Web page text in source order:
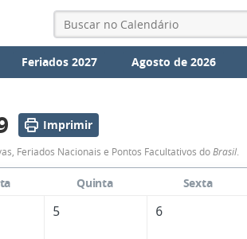
Feriados 2027 Agosto de 2026
Imprimir
Feriados Nacionais e Pontos Facultativos doBrasil
Quinta Sexta
5 6